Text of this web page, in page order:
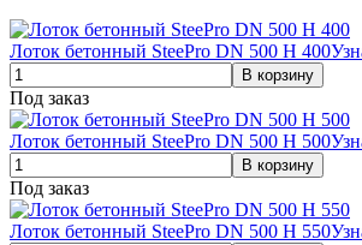
Лоток бетонный SteePro DN 500 H 400
Под заказ
Лоток бетонный SteePro DN 500 H 500
Под заказ
Лоток бетонный SteePro DN 500 H 550